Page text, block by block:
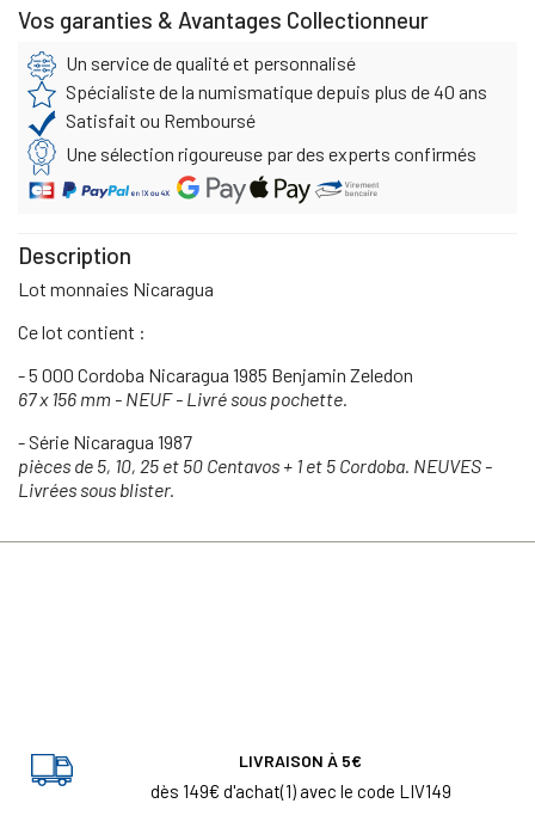
Vos garanties & Avantages Collectionneur
Un service de qualité et personnalisé
Spécialiste de la numismatique depuis plus de 40 ans
Satisfait ou Remboursé
Une sélection rigoureuse par des experts confirmés
Description
Lot monnaies Nicaragua
Ce lot contient :
- 5 000 Cordoba Nicaragua 1985 Benjamin Zeledon
67 x 156 mm - NEUF - Livré sous pochette.
- Série Nicaragua 1987
pièces de 5, 10, 25 et 50 Centavos + 1 et 5 Cordoba. NEUVES -
Livrées sous blister.
LIVRAISON À 5€
dès 149€ d'achat(1) avec le code LIV149